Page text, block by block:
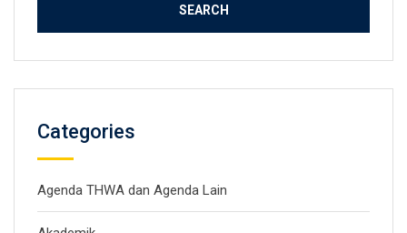
Categories
Agenda THWA dan Agenda Lain